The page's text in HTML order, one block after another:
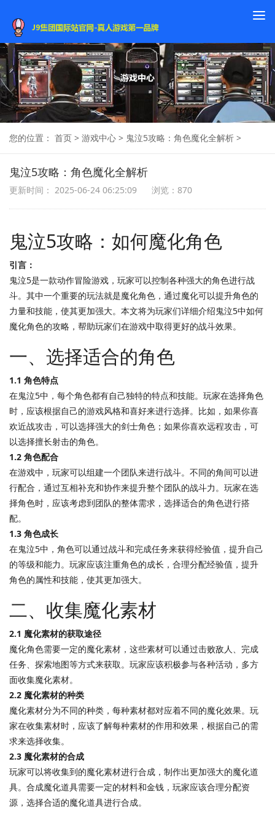
您的位置： 首页 > 游戏中心 > 鬼泣5攻略：角色魔化全解析 >
鬼泣5攻略：角色魔化全解析
更新时间： 2025-06-24 06:25:09 浏览：870
鬼泣5攻略：如何魔化角色
引言：
鬼泣5是一款动作冒险游戏，玩家可以控制各种强大的角色进行战
斗。其中一个重要的玩法就是魔化角色，通过魔化可以提升角色的
力量和技能，使其更加强大。本文将为玩家们详细介绍鬼泣5中如何
魔化角色的攻略，帮助玩家们在游戏中取得更好的战斗效果。
一、选择适合的角色
1.1 角色特点
在鬼泣5中，每个角色都有自己独特的特点和技能。玩家在选择角色
时，应该根据自己的游戏风格和喜好来进行选择。比如，如果你喜
欢近战攻击，可以选择强大的剑士角色；如果你喜欢远程攻击，可
以选择擅长射击的角色。
1.2 角色配合
在游戏中，玩家可以组建一个团队来进行战斗。不同的角间可以进
行配合，通过互相补充和协作来提升整个团队的战斗力。玩家在选
择角色时，应该考虑到团队的整体需求，选择适合的角色进行搭
配。
1.3 角色成长
在鬼泣5中，角色可以通过战斗和完成任务来获得经验值，提升自己
的等级和能力。玩家应该注重角色的成长，合理分配经验值，提升
角色的属性和技能，使其更加强大。
二、收集魔化素材
2.1 魔化素材的获取途径
魔化角色需要一定的魔化素材，这些素材可以通过击败敌人、完成
任务、探索地图等方式来获取。玩家应该积极参与各种活动，多方
面收集魔化素材。
2.2 魔化素材的种类
魔化素材分为不同的种类，每种素材都对应着不同的魔化效果。玩
家在收集素材时，应该了解每种素材的作用和效果，根据自己的需
求来选择收集。
2.3 魔化素材的合成
玩家可以将收集到的魔化素材进行合成，制作出更加强大的魔化道
具。合成魔化道具需要一定的材料和金钱，玩家应该合理分配资
源，选择合适的魔化道具进行合成。